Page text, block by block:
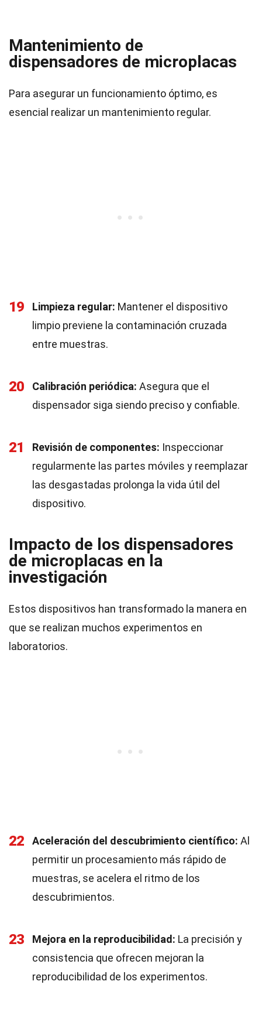
Mantenimiento de
dispensadores de microplacas
Para asegurar un funcionamiento óptimo, es
esencial realizar un mantenimiento regular.
19 Limpieza regular: Mantener el dispositivo
limpio previene la contaminación cruzada
entre muestras.
20 Calibración periódica: Asegura que el
dispensador siga siendo preciso y confiable.
21 Revisión de componentes: Inspeccionar
regularmente las partes móviles y reemplazar
las desgastadas prolonga la vida útil del
dispositivo.
Impacto de los dispensadores
de microplacas en la
investigación
Estos dispositivos han transformado la manera en
que se realizan muchos experimentos en
laboratorios.
22 Aceleración del descubrimiento científico: Al
permitir un procesamiento más rápido de
muestras, se acelera el ritmo de los
descubrimientos.
23 Mejora en la reproducibilidad: La precisión y
consistencia que ofrecen mejoran la
reproducibilidad de los experimentos.